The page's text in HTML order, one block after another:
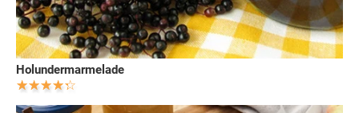
Holundermarmelade